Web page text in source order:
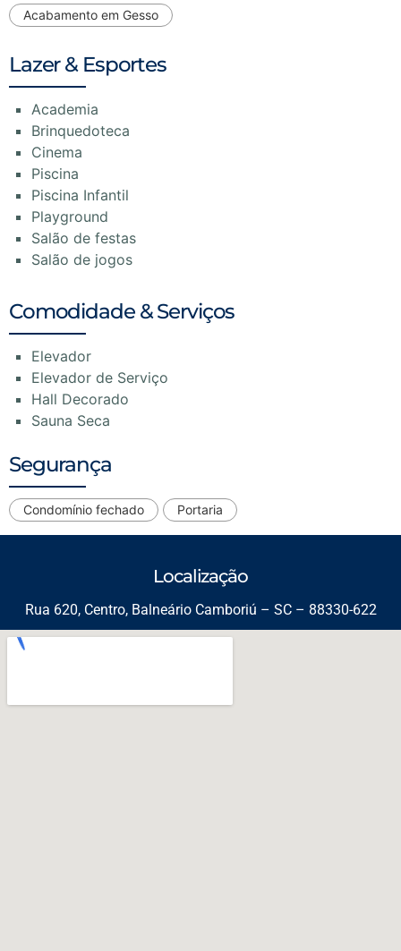
Acabamento em Gesso
Lazer & Esportes
Academia
Brinquedoteca
Cinema
Piscina
Piscina Infantil
Playground
Salão de festas
Salão de jogos
Comodidade & Serviços
Elevador
Elevador de Serviço
Hall Decorado
Sauna Seca
Segurança
Condomínio fechado Portaria
Localização
Rua 620, Centro, Balneário Camboriú – SC – 88330-622